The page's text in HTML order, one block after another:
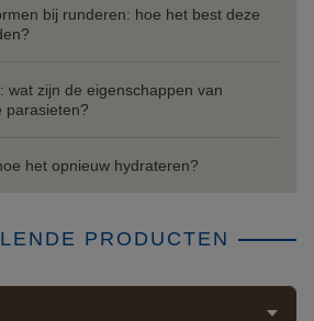
bij runderen: hoe het best deze
wat zijn de eigenschappen van
parasieten?
het opnieuw hydrateren?
PRODUCTEN